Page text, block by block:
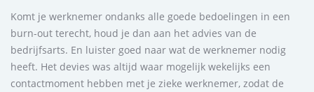
Komt je werknemer ondanks alle goede bedoelingen in een
burn-out terecht, houd je dan aan het advies van de
bedrijfsarts. En luister goed naar wat de werknemer nodig
heeft. Het devies was altijd waar mogelijk wekelijks een
contactmoment hebben met je zieke werknemer, zodat de